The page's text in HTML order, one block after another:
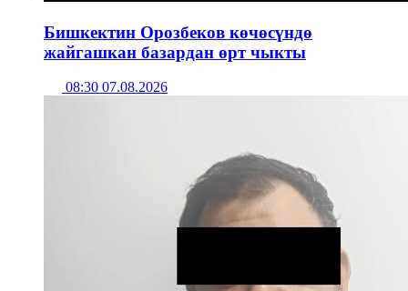
Бишкектин Орозбеков көчөсүндө
жайгашкан базардан өрт чыкты
08:30 07.08.2026